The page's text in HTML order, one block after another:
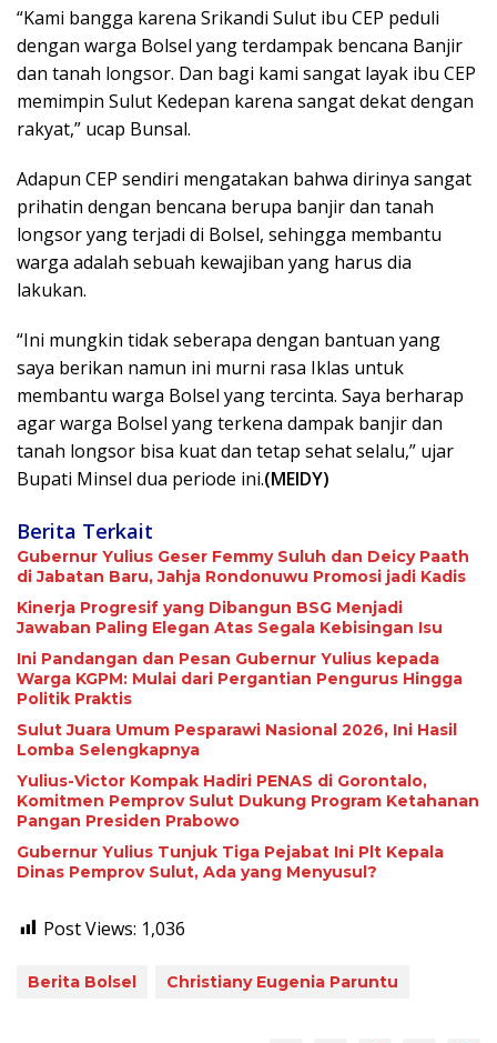
“Kami bangga karena Srikandi Sulut ibu CEP peduli
dengan warga Bolsel yang terdampak bencana Banjir
dan tanah longsor. Dan bagi kami sangat layak ibu CEP
memimpin Sulut Kedepan karena sangat dekat dengan
rakyat,” ucap Bunsal.
Adapun CEP sendiri mengatakan bahwa dirinya sangat
prihatin dengan bencana berupa banjir dan tanah
longsor yang terjadi di Bolsel, sehingga membantu
warga adalah sebuah kewajiban yang harus dia
lakukan.
“Ini mungkin tidak seberapa dengan bantuan yang
saya berikan namun ini murni rasa Iklas untuk
membantu warga Bolsel yang tercinta. Saya berharap
agar warga Bolsel yang terkena dampak banjir dan
tanah longsor bisa kuat dan tetap sehat selalu,” ujar
Bupati Minsel dua periode ini.(MEIDY)
Berita Terkait
Gubernur Yulius Geser Femmy Suluh dan Deicy Paath
di Jabatan Baru, Jahja Rondonuwu Promosi jadi Kadis
Kinerja Progresif yang Dibangun BSG Menjadi
Jawaban Paling Elegan Atas Segala Kebisingan Isu
Ini Pandangan dan Pesan Gubernur Yulius kepada
Warga KGPM: Mulai dari Pergantian Pengurus Hingga
Politik Praktis
Sulut Juara Umum Pesparawi Nasional 2026, Ini Hasil
Lomba Selengkapnya
Yulius-Victor Kompak Hadiri PENAS di Gorontalo,
Komitmen Pemprov Sulut Dukung Program Ketahanan
Pangan Presiden Prabowo
Gubernur Yulius Tunjuk Tiga Pejabat Ini Plt Kepala
Dinas Pemprov Sulut, Ada yang Menyusul?
Post Views: 1,036
Berita Bolsel Christiany Eugenia Paruntu